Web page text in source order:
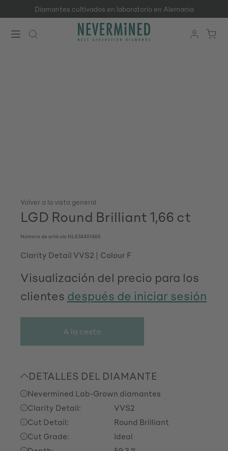
Saltar al contenido principal
Diamantes cultivados en laboratorio en Alemania
Volver a la vista general
LGD Round Brilliant 1,66 ct
Número de artículo NL634401465
Clarity Detail VVS2 Colour F
Visualización del precio para los
clientes después de iniciar sesión
A la cesta
DETALLES DEL DIAMANTE
Nevermined Lab-Grown diamantes
Clarity Detail:
VVS2
Cut Detail:
Round Brilliant
Cut Grade:
Ideal